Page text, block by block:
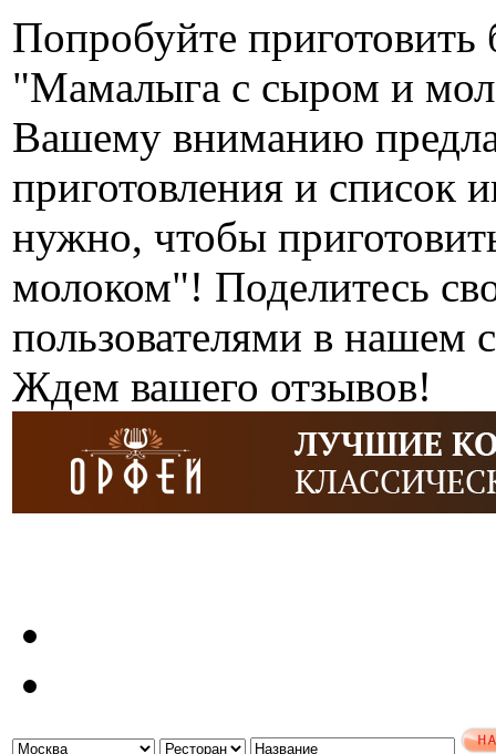
Попробуйте
"Мамалыга с сыром и
Вашему вниманию
приготовления и список
нужно, чтобы
молоком"! Поделитесь
пользователями в нашем
Ждем вашего отзывов!